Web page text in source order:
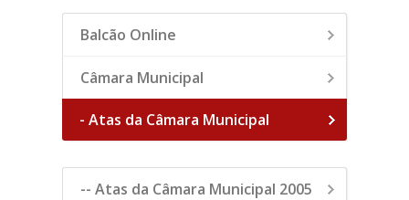
Balcão Online
Câmara Municipal
- Atas da Câmara Municipal
-- Atas da Câmara Municipal 2005